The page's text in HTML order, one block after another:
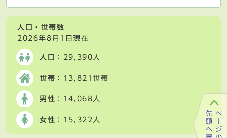
人口・世帯数
2026年8月1日現在
人口 ：29,390人
世帯 ：13,821世帯
男性 ：14,068人
女性 ：15,322人